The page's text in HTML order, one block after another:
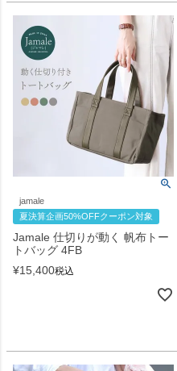
jamale
夏決算企画50%OFFクーポン対象
Jamale 仕切りが動く 帆布トー
トバッグ 4FB
¥15,400税込